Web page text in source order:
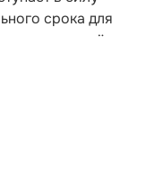
срока для
до трёх